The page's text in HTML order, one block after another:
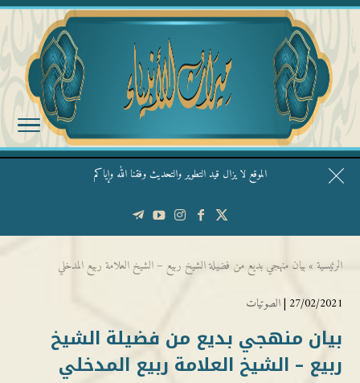
الموقع لا يزال قيد التطوير والتحديث وفقنا الله وإياكم
قال الشيخ ربيع وفقه الله: نحن ليس عندنا تقديس الأشخاص
الرئيسية » بيان منهجي بديع من فضيلة الشيخ ربيع – الشيخ العلامة ربيع المدخلي
27/02/2021 | الصوتيات
بيان منهجي بديع من فضيلة الشيخ
ربيع – الشيخ العلامة ربيع المدخلي